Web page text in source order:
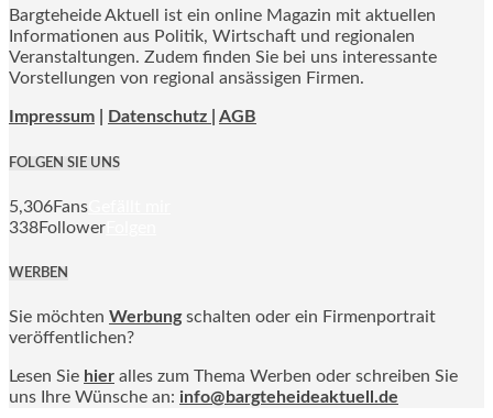
Bargteheide Aktuell ist ein online Magazin mit aktuellen
Informationen aus Politik, Wirtschaft und regionalen
Veranstaltungen. Zudem finden Sie bei uns interessante
Vorstellungen von regional ansässigen Firmen.
Impressum Datenschutz | AGB
FOLGEN SIE UNS
5,306Fans
338Follower
WERBEN
Sie möchten Werbung schalten oder ein Firmenportrait
veröffentlichen?
Lesen Sie hier alles zum Thema Werben oder schreiben Sie
uns Ihre Wünsche an: info@bargteheideaktuell.de